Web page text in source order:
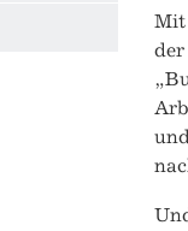
Mit